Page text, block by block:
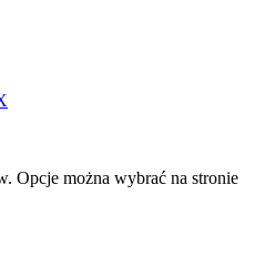
Opcje można wybrać na stronie